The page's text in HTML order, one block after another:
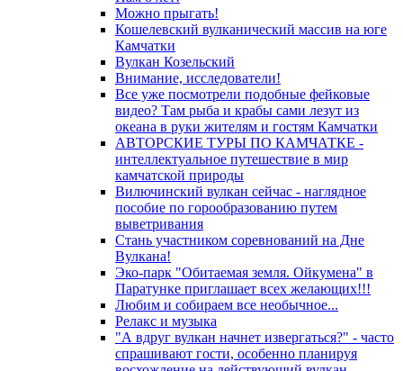
Можно прыгать!
Кошелевский вулканический массив на юге
Камчатки
Вулкан Козельский
Внимание, исследователи!
Все уже посмотрели подобные фейковые
видео? Там рыба и крабы сами лезут из
океана в руки жителям и гостям Камчатки
АВТОРСКИЕ ТУРЫ ПО КАМЧАТКЕ -
интеллектуальное путешествие в мир
камчатской природы
Вилючинский вулкан сейчас - наглядное
пособие по горообразованию путем
выветривания
Стань участником соревнований на Дне
Вулкана!
Эко-парк "Обитаемая земля. Ойкумена" в
Паратунке приглашает всех желающих!!!
Любим и собираем все необычное...
Релакс и музыка
"А вдруг вулкан начнет извергаться?" - часто
спрашивают гости, особенно планируя